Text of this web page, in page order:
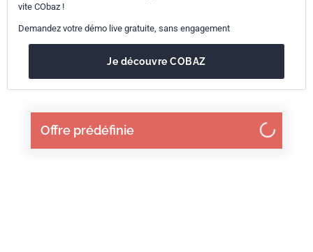
Offre prédéfinie
vite CObaz !
Demandez votre démo live gratuite, sans engagement
Je découvre COBAZ